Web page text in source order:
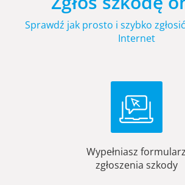
Sprawdź jak prosto i szybko
Internet
Wypełniasz formularz
zgłoszenia szkody